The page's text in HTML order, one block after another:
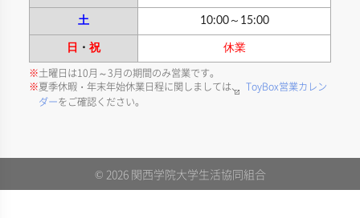
土 10:00～15:00
日 ・ 祝 休業
土曜日は10月～3月の期間のみ営業です。
夏季休暇・年末年始休業日程に関しましては、launch
ToyBox営業カレン
ダーをご確認ください。
© 2026 関西学院大学生活協同組合